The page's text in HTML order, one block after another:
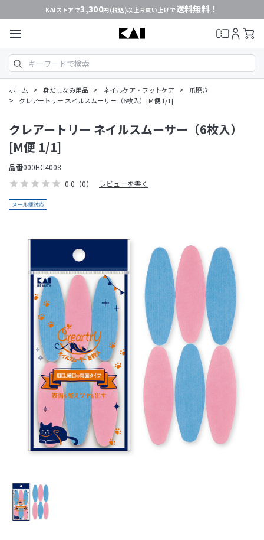
KAIストアで3,300円(税込)以上お買い上げで送料無料！
ホーム > 身だしなみ用品 > ネイルケア・フットケア > 爪磨き
> クレアートリー ネイルスムーサー（6枚入）[M便 1/1]
0.0 （0） レビューを書く
クレアートリー ネイルスムーサー（6枚入）
[M便 1/1]
品番000HC4008